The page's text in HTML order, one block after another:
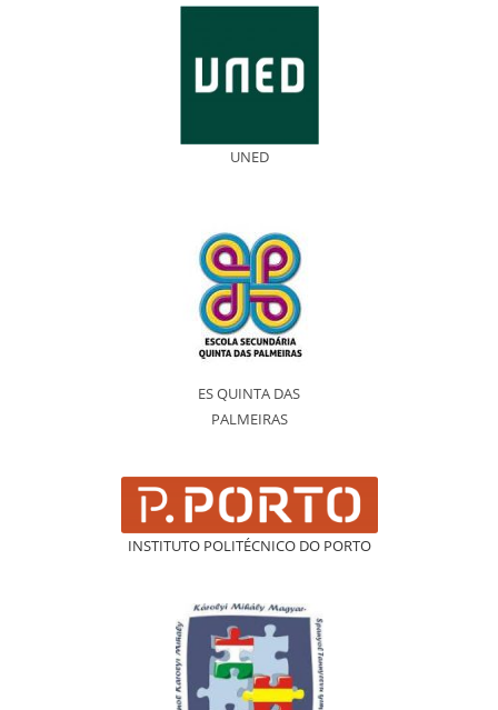
UNED
ES QUINTA DAS
PALMEIRAS
INSTITUTO POLITÉCNICO DO PORTO